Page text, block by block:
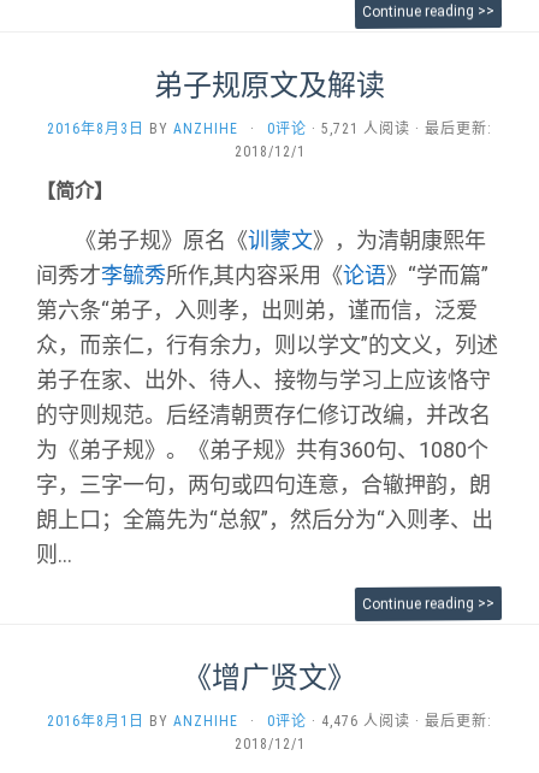
Continue reading >>
弟子规原文及解读
2016年8月3日 BY ANZHIHE · 0评论 · 5,721 人阅读 · 最后更新:
2018/12/1
【简介】
《弟子规》原名《训蒙文》，为清朝康熙年
间秀才李毓秀所作,其内容采用《论语》“学而篇”
第六条“弟子，入则孝，出则弟，谨而信，泛爱
众，而亲仁，行有余力，则以学文”的文义，列述
弟子在家、出外、待人、接物与学习上应该恪守
的守则规范。 后经清朝贾存仁修订改编，并改名
为《弟子规》。《弟子规》共有360句、1080个
字，三字一句，两句或四句连意，合辙押韵，朗
朗上口；全篇先为“总叙”，然后分为“入则孝、出
则...
Continue reading >>
《增广贤文》
2016年8月1日 BY ANZHIHE · 0评论 · 4,476 人阅读 · 最后更新:
2018/12/1